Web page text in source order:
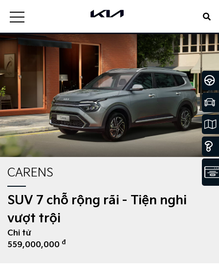
CARENS
SUV 7 chỗ rộng rãi - Tiện nghi
vượt trội
Chỉ từ
559,000,000 đ